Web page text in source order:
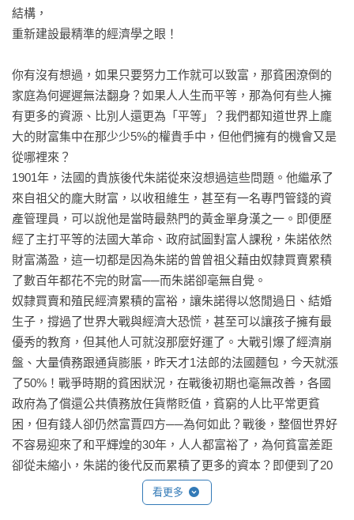
結構，
重新建設最精準的經濟學之眼！
你有沒有想過，如果只要努力工作就可以致富，那貧困潦倒的
家庭為何遲遲無法翻身？如果人人生而平等，那為何有些人擁
有更多的資源、比別人還更為「平等」？我們都知道世界上龐
大的財富集中在那少少5%的權貴手中，但他們擁有的機會又是
從哪裡來？
1901年，法國的貴族後代朱諾從來沒想過這些問題。他繼承了
來自祖父的龐大財富，以收租維生，甚至有一名專門管錢的資
產管理員，可以說他是當時最熱門的黃金單身漢之一。即便歷
經了主打平等的法國大革命、政府試圖對富人課稅，朱諾依然
財富滿盈，這一切都是因為朱諾的曾曾祖父藉由奴隸買賣累積
了數百年都花不完的財富──而朱諾卻毫無自覺。
奴隸買賣和殖民經濟累積的富裕，讓朱諾得以悠閒過日、結婚
生子，撐過了世界大戰與經濟大恐慌，甚至可以讓孩子擁有最
優秀的教育，但其他人可就沒那麼好運了。大戰引爆了經濟崩
盤、大量債務跟通貨膨脹，昨天才1法郎的法國麵包，今天就漲
了50%！戰爭時期的貧困狀況，在戰後初期也毫無改善，各國
政府為了償還公共債務放任貨幣貶值，貧窮的人比平常更貧
困，但有錢人卻仍然富賈四方──為何如此？戰後，整個世界好
不容易迎來了和平輝煌的30年，人人都富裕了，為何貧富差距
卻從未縮小，朱諾的後代反而累積了更多的資本？即便到了20
世紀，為何朱諾的曾曾孫女仍然能享受最高等的教育、繼續讓
看更多